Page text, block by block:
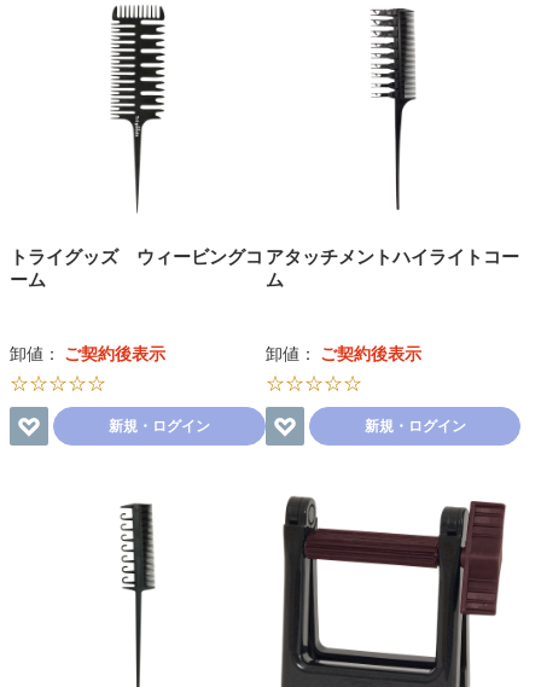
トライグッズ ウィービングコ
ーム
卸値： ご契約後表示
☆☆☆☆☆
新規・ログイン
アタッチメントハイライトコー
ム
卸値： ご契約後表示
☆☆☆☆☆
新規・ログイン